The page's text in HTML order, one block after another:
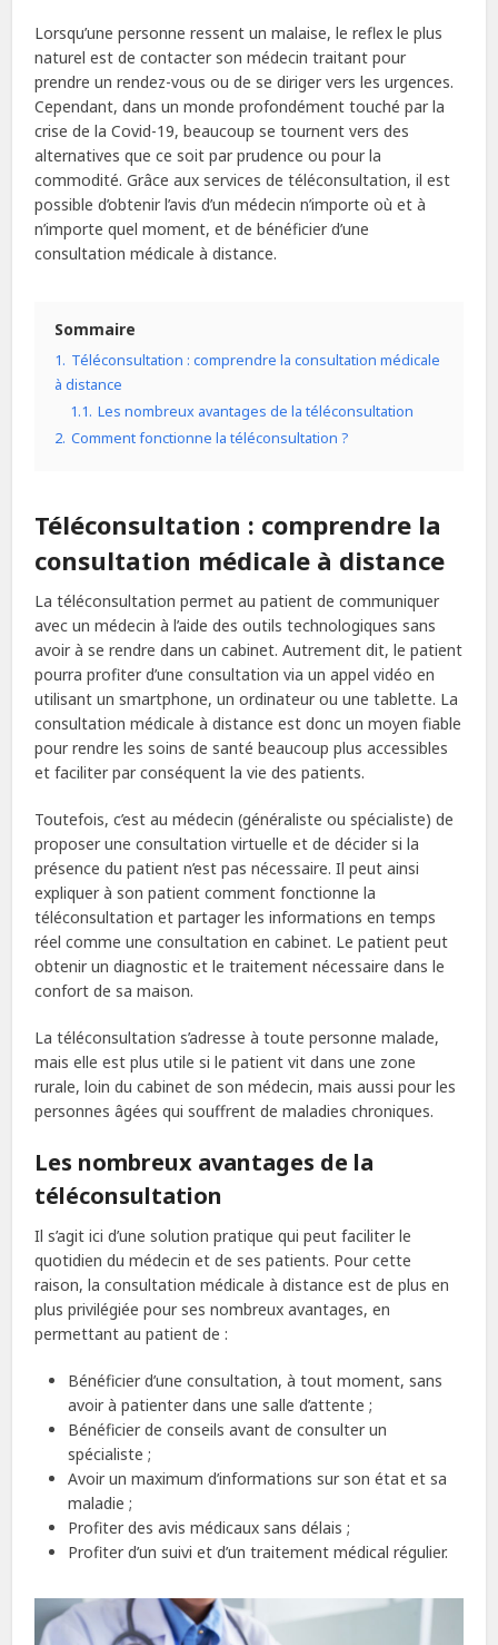
Lorsqu’une personne ressent un malaise, le reflex le plus
naturel est de contacter son médecin traitant pour
prendre un rendez-vous ou de se diriger vers les urgences.
Cependant, dans un monde profondément touché par la
crise de la Covid-19, beaucoup se tournent vers des
alternatives que ce soit par prudence ou pour la
commodité. Grâce aux services de téléconsultation, il est
possible d’obtenir l’avis d’un médecin n’importe où et à
n’importe quel moment, et de bénéficier d’une
consultation médicale à distance.
Sommaire
1. Téléconsultation : comprendre la consultation médicale
à distance
1.1. Les nombreux avantages de la téléconsultation
2. Comment fonctionne la téléconsultation ?
Téléconsultation : comprendre la
consultation médicale à distance
La téléconsultation permet au patient de communiquer
avec un médecin à l’aide des outils technologiques sans
avoir à se rendre dans un cabinet. Autrement dit, le patient
pourra profiter d’une consultation via un appel vidéo en
utilisant un smartphone, un ordinateur ou une tablette. La
consultation médicale à distance est donc un moyen fiable
pour rendre les soins de santé beaucoup plus accessibles
et faciliter par conséquent la vie des patients.
Toutefois, c’est au médecin (généraliste ou spécialiste) de
proposer une consultation virtuelle et de décider si la
présence du patient n’est pas nécessaire. Il peut ainsi
expliquer à son patient comment fonctionne la
téléconsultation et partager les informations en temps
réel comme une consultation en cabinet. Le patient peut
obtenir un diagnostic et le traitement nécessaire dans le
confort de sa maison.
La téléconsultation s’adresse à toute personne malade,
mais elle est plus utile si le patient vit dans une zone
rurale, loin du cabinet de son médecin, mais aussi pour les
personnes âgées qui souffrent de maladies chroniques.
Les nombreux avantages de la
téléconsultation
Il s’agit ici d’une solution pratique qui peut faciliter le
quotidien du médecin et de ses patients. Pour cette
raison, la consultation médicale à distance est de plus en
plus privilégiée pour ses nombreux avantages, en
permettant au patient de :
Bénéficier d’une consultation, à tout moment, sans
avoir à patienter dans une salle d’attente ;
Bénéficier de conseils avant de consulter un
spécialiste ;
Avoir un maximum d’informations sur son état et sa
maladie ;
Profiter des avis médicaux sans délais ;
Profiter d’un suivi et d’un traitement médical régulier.